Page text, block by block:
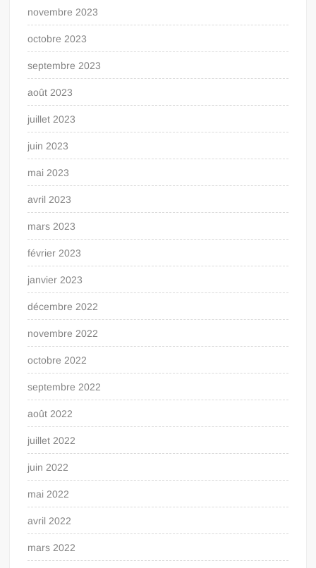
novembre 2023
octobre 2023
septembre 2023
août 2023
juillet 2023
juin 2023
mai 2023
avril 2023
mars 2023
février 2023
janvier 2023
décembre 2022
novembre 2022
octobre 2022
septembre 2022
août 2022
juillet 2022
juin 2022
mai 2022
avril 2022
mars 2022